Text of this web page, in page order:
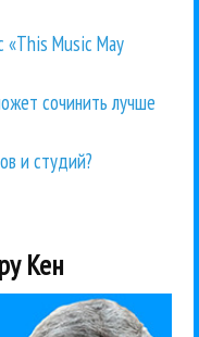
«This Music May
сочинить лучше
и студий?
Кен